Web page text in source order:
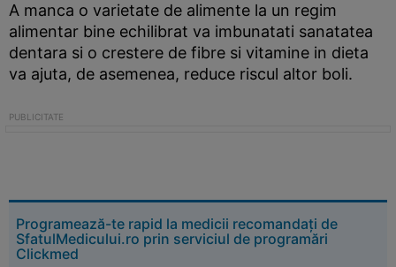
A manca o varietate de alimente la un regim
alimentar bine echilibrat va imbunatati sanatatea
dentara si o crestere de fibre si vitamine in dieta
va ajuta, de asemenea, reduce riscul altor boli.
Programează-te rapid la medicii recomandați de
SfatulMedicului.ro prin serviciul de programări
Clickmed